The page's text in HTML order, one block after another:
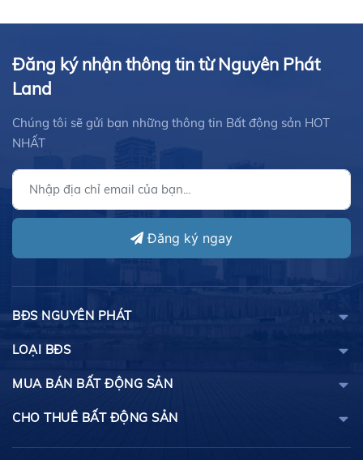
Đăng ký nhận thông tin từ Nguyên Phát
Land
Chúng tôi sẽ gửi bạn những thông tin Bất động sản HOT
NHẤT
Đăng ký ngay
BĐS NGUYÊN PHÁT
LOẠI BĐS
MUA BÁN BẤT ĐỘNG SẢN
CHO THUÊ BẤT ĐỘNG SẢN